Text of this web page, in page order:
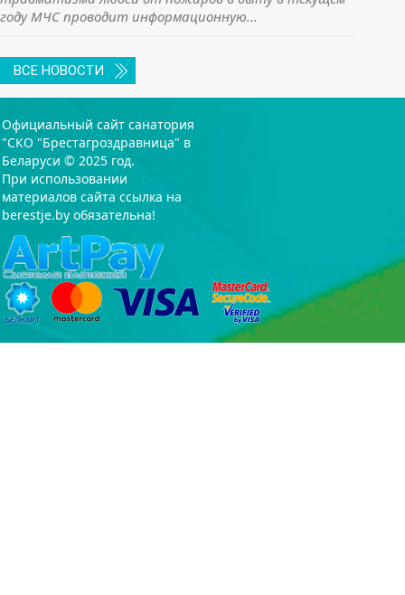
году МЧС проводит информационную...
ВСЕ НОВОСТИ
Официальный сайт санатория
"СКО "Брестагроздравница" в
Беларуси © 2025 год.
При использовании
материалов сайта ссылка на
berestje.by обязательна!